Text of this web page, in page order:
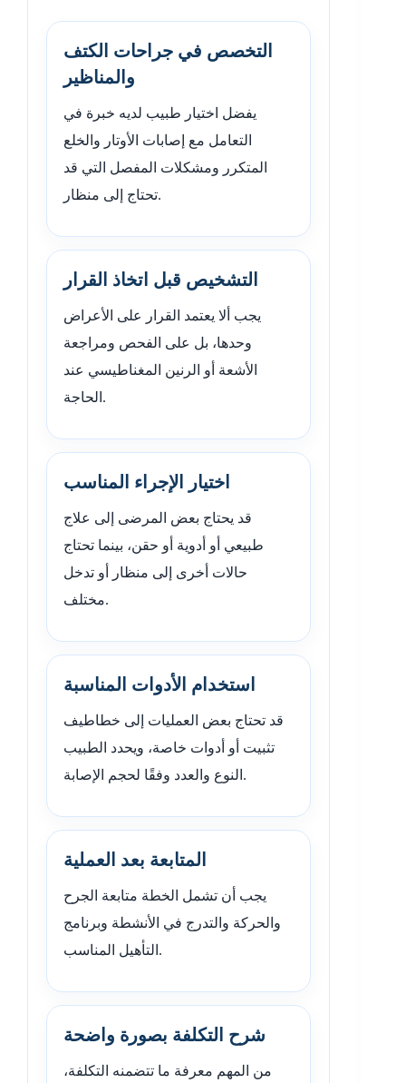
التخصص في جراحات الكتف
والمناظير
يفضل اختيار طبيب لديه خبرة في
التعامل مع إصابات الأوتار والخلع
المتكرر ومشكلات المفصل التي قد
تحتاج إلى منظار.
التشخيص قبل اتخاذ القرار
يجب ألا يعتمد القرار على الأعراض
وحدها، بل على الفحص ومراجعة
الأشعة أو الرنين المغناطيسي عند
الحاجة.
اختيار الإجراء المناسب
قد يحتاج بعض المرضى إلى علاج
طبيعي أو أدوية أو حقن، بينما تحتاج
حالات أخرى إلى منظار أو تدخل
مختلف.
استخدام الأدوات المناسبة
قد تحتاج بعض العمليات إلى خطاطيف
تثبيت أو أدوات خاصة، ويحدد الطبيب
النوع والعدد وفقًا لحجم الإصابة.
المتابعة بعد العملية
يجب أن تشمل الخطة متابعة الجرح
والحركة والتدرج في الأنشطة وبرنامج
التأهيل المناسب.
شرح التكلفة بصورة واضحة
من المهم معرفة ما تتضمنه التكلفة،